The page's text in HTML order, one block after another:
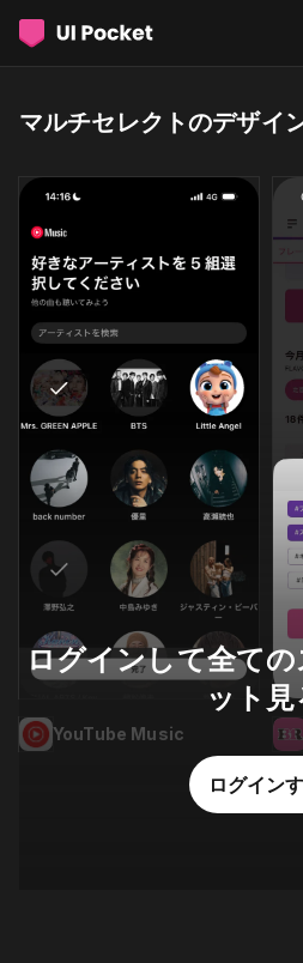
マルチセレクトのデザイ
YouTube Music
ログインして全て
ット
ログイン